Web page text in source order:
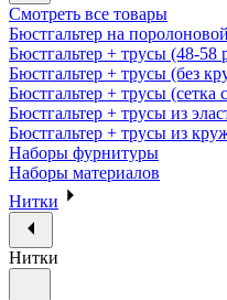
Смотреть все товары
Бюстгальтер на
Бюстгальтер + трусы (48-58
Бюстгальтер + трусы (без
Бюстгальтер + трусы (сетка
Бюстгальтер + трусы из
Бюстгальтер + трусы из
Наборы фурнитуры
Наборы материалов
Нитки
Нитки